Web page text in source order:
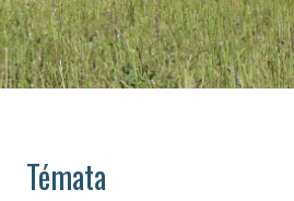
Témata